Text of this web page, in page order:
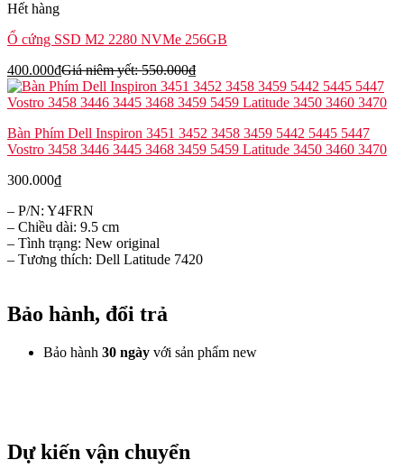
Hết hàng
Ổ cứng SSD M2 2280 NVMe 256GB
400.000₫Giá niêm yết:550.000₫
Bàn Phím Dell Inspiron 3451 3452 3458 3459 5442 5445 5447
Vostro 3458 3446 3445 3468 3459 5459 Latitude 3450 3460 3470
300.000₫
– P/N: Y4FRN
– Chiều dài: 9.5 cm
– Tình trạng: New original
– Tương thích: Dell Latitude 7420
Bảo hành, đổi trả
Bảo hành 30 ngày với sản phẩm new
Dự kiến vận chuyển